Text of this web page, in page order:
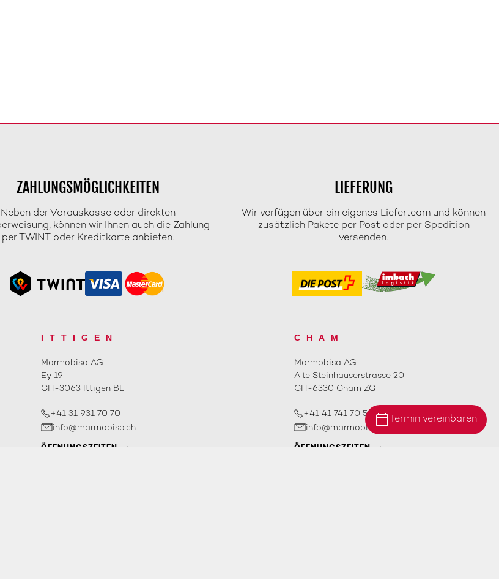
ZAHLUNGSMÖGLICHKEITEN
Neben der Vorauskasse oder direkten
können wir Ihnen auch die Zahlung
per TWINT oder Kreditkarte anbieten.
LIEFERUNG
Wir verfügen über ein eigenes Lieferteam und können
zusätzlich Pakete per Post oder per Spedition
versenden.
calendar_today Termin vereinbaren
ITTIGEN
Marmobisa AG
Ey 19
CH-3063 Ittigen BE
+41 31 931 70 70
info@marmobisa.ch
ÖFFNUNGSZEITEN
CHAM
Marmobisa AG
Alte Steinhauserstrasse 20
CH-6330 Cham ZG
+41 41 741 70 50
info@marmobisa.ch
ÖFFNUNGSZEITEN